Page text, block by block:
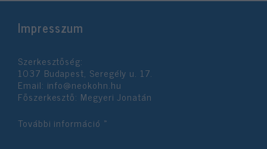
Impresszum
Szerkesztőség:
1037 Budapest, Seregély u. 17.
Email: info@neokohn.hu
Főszerkesztő: Megyeri Jonatán
További információ »